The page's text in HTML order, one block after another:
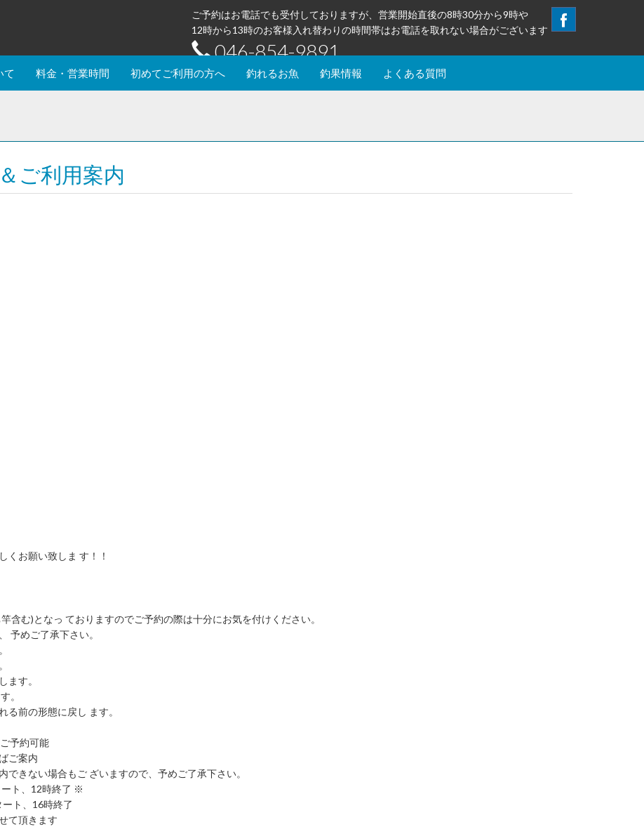
ご予約はお電話でも受付しておりますが、営業開始直後の8時30分から9時や
12時から13時のお客様入れ替わりの時間帯はお電話を取れない場合がございます
046-854-9891
て 料金・営業時間 初めてご利用の方へ 釣れるお魚 釣果情報 よくある質問
ご利用案内
くお願い致しま す！！
む)となっ ておりますのでご予約の際は十分にお気を付けください。
予めご了承下さい。
ます。
。
前の形態に戻し ます。
予約可能
ご案内
きない場合もご ざいますので、予めご了承下さい。
ト、12時終了 ※
ト、16時終了
て頂きます